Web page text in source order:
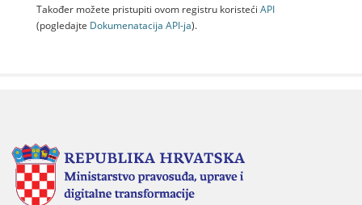
Također možete pristupiti ovom registru koristeći API
(pogledajte Dokumenаtаcijа API-jа).